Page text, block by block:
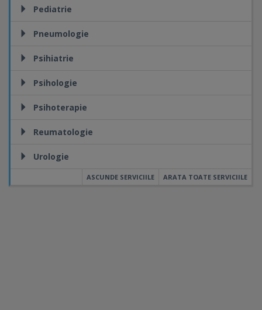
Pediatrie
Pneumologie
Psihiatrie
Psihologie
Psihoterapie
Reumatologie
Urologie
ARATA TOATE SERVICIILE
ASCUNDE SERVICIILE